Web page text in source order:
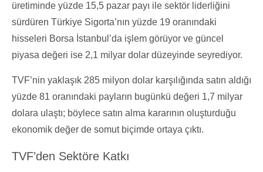
üretiminde yüzde 15,5 pazar payı ile sektör liderliğini
sürdüren Türkiye Sigorta’nın yüzde 19 oranındaki
hisseleri Borsa İstanbul’da işlem görüyor ve güncel
piyasa değeri ise 2,1 milyar dolar düzeyinde seyrediyor.
TVF’nin yaklaşık 285 milyon dolar karşılığında satın aldığı
yüzde 81 oranındaki payların bugünkü değeri 1,7 milyar
dolara ulaştı; böylece satın alma kararının oluşturduğu
ekonomik değer de somut biçimde ortaya çıktı.
TVF’den Sektöre Katkı